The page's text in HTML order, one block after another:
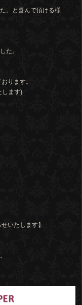
。と喜んで頂ける様
た。
ります。
します)
いたします】